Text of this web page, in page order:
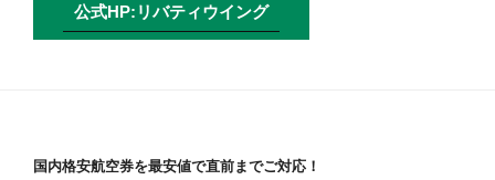
公式HP:リバティウイング
国内格安航空券を最安値で直前までご対応！